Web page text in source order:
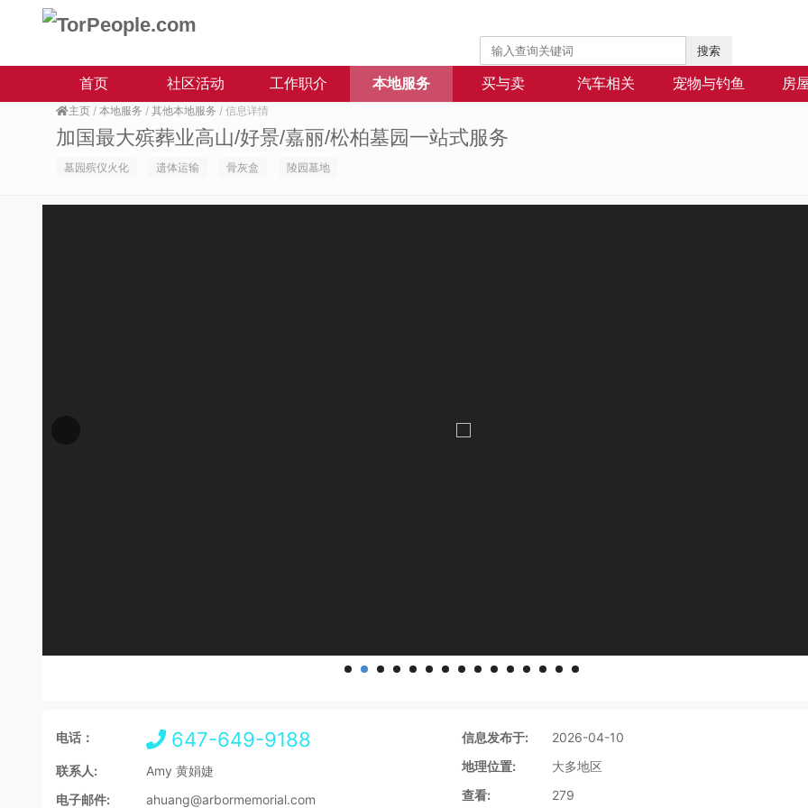
搜索
首页 社区活动 工作职介 本地服务 买与卖 汽车相关 宠物与钓鱼 房
主页 / 本地服务 / 其他本地服务 / 信息详情
加国最大殡葬业高山/好景/嘉丽/松柏墓园一站式服务
墓园殡仪火化 遗体运输 骨灰盒 陵园墓地
电话： 647-649-9188
联系人:
Amy 黄娟婕
电子邮件:
ahuang@arbormemorial.com
信息发布于:
2026-04-10
地理位置:
大多地区
查看:
279